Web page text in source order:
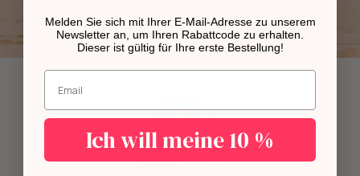
Melden Sie sich mit Ihrer E-Mail-Adresse zu unserem
Newsletter an, um Ihren Rabattcode zu erhalten.
Dieser ist gültig für Ihre erste Bestellung!
Geben Sie Ihre E-Mail-Adresse ein.
Ich will meine 10 %